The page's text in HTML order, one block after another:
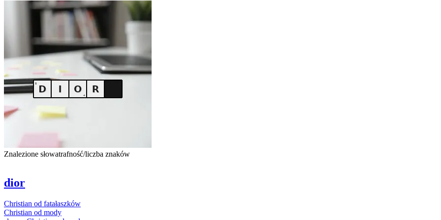
Znalezione słowatrafność/liczba znaków
dior
Christian od fatałaszków
Christian od mody